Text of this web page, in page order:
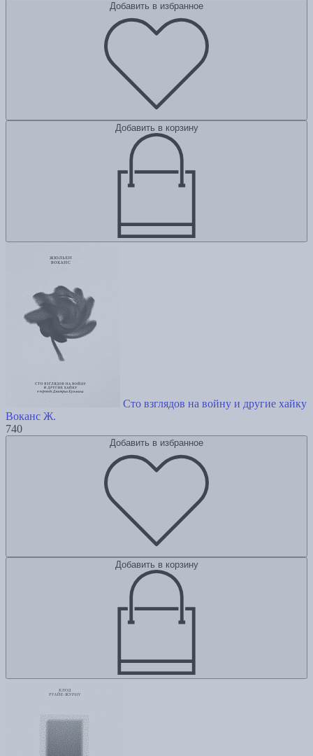
Добавить в избранное
Добавить в корзину
Сто взглядов на войну и другие хайку
Воканс Ж.
740
Добавить в избранное
Добавить в корзину